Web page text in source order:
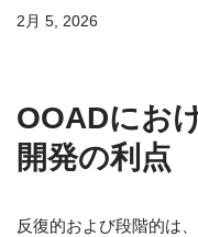
2月 5, 2026
OOADにお
開発の利点
反復的および段階的は